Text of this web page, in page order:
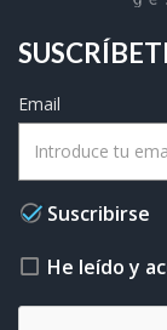
Email
Suscribirse
He leído y